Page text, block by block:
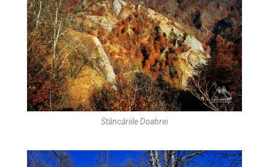
Stâncăriile Doabrei